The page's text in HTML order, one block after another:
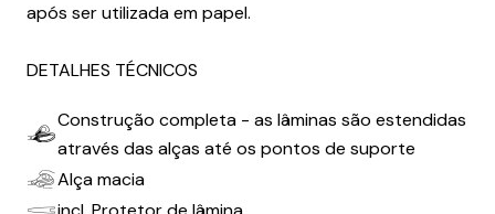
após ser utilizada em papel.
DETALHES TÉCNICOS
Construção completa - as lâminas são estendidas
através das alças até os pontos de suporte
Alça macia